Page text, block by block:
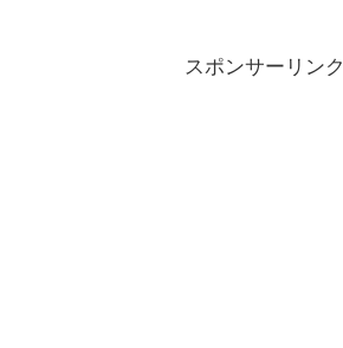
スポンサーリンク